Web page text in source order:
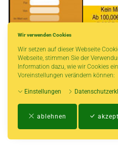
Wir verwenden Cookies
Wir setzen auf dieser Webseite
Webseite, stimmen Sie der
Information dazu, wie wir Cookies
Voreinstellungen verändern können:
Einstellungen
ablehnen
* gilt für Lieferungen innerhalb
entnehmen Sie bitte der Schaltfläche
Impressum-AGB-Zahlungs- und
Biozertifikat
Widerrufsrecht